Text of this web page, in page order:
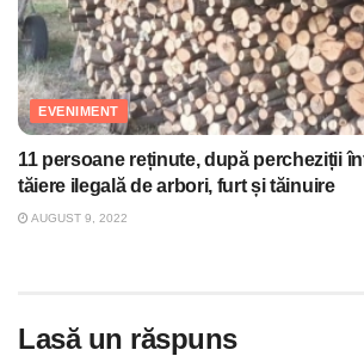
EVENIMENT
11 persoane reținute, după percheziții
tăiere ilegală de arbori, furt și tăinuire
AUGUST 9, 2022
Lasă un răspuns